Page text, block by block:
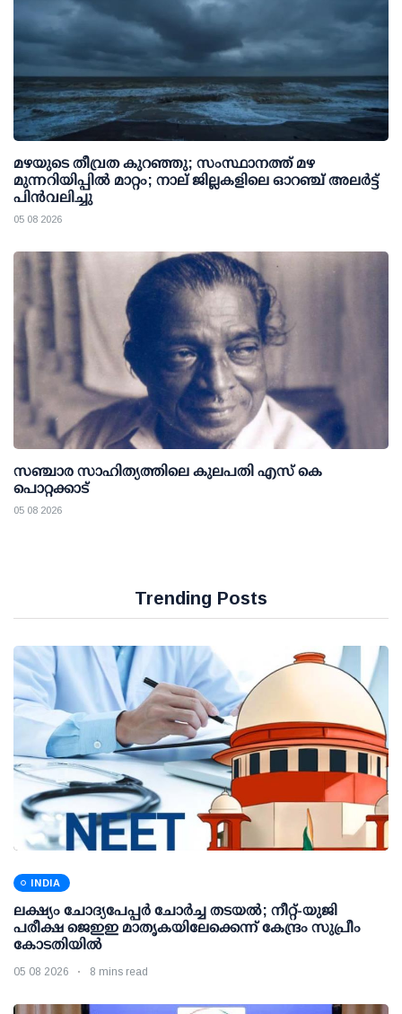
മഴയുടെ തീവ്രത കുറഞ്ഞു; സംസ്ഥാനത്ത് മഴ
മുന്നറിയിപ്പിൽ മാറ്റം; നാല് ജില്ലകളിലെ ഓറഞ്ച് അലർട്ട്
പിൻവലിച്ചു
05 08 2026
സഞ്ചാര സാഹിത്യത്തിലെ കുലപതി എസ് കെ
പൊറ്റക്കാട്
05 08 2026
Trending Posts
INDIA
ലക്ഷ്യം ചോദ്യപേപ്പര്‍ ചോര്‍ച്ച തടയല്‍; നീറ്റ്-യുജി
പരീക്ഷ ജെഇഇ മാതൃകയിലേക്കെന്ന് കേന്ദ്രം സുപ്രീം
കോടതിയില്‍
05 08 2026 8 mins read